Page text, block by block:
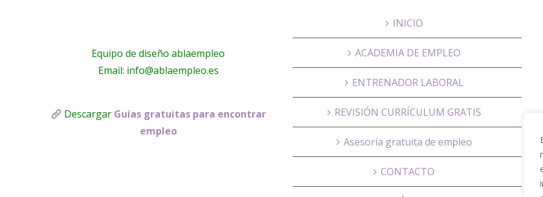
Equipo de diseño ablaempleo
Email: info@ablaempleo.es
Descargar Guías gratuitas para encontrar
empleo
INICIO
ACADEMIA DE EMPLEO
ENTRENADOR LABORAL
REVISIÓN CURRÍCULUM GRATIS
Asesoría gratuita de empleo
CONTACTO